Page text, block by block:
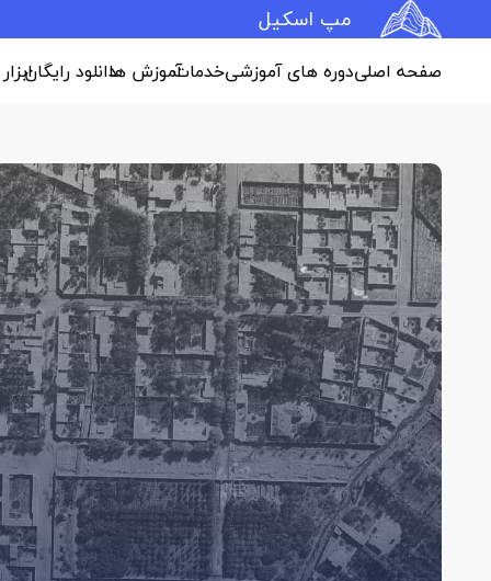
مپ اسکیل
صفحه اصلیدوره های آموزشیخدماتآموزش هادانلود رایگان